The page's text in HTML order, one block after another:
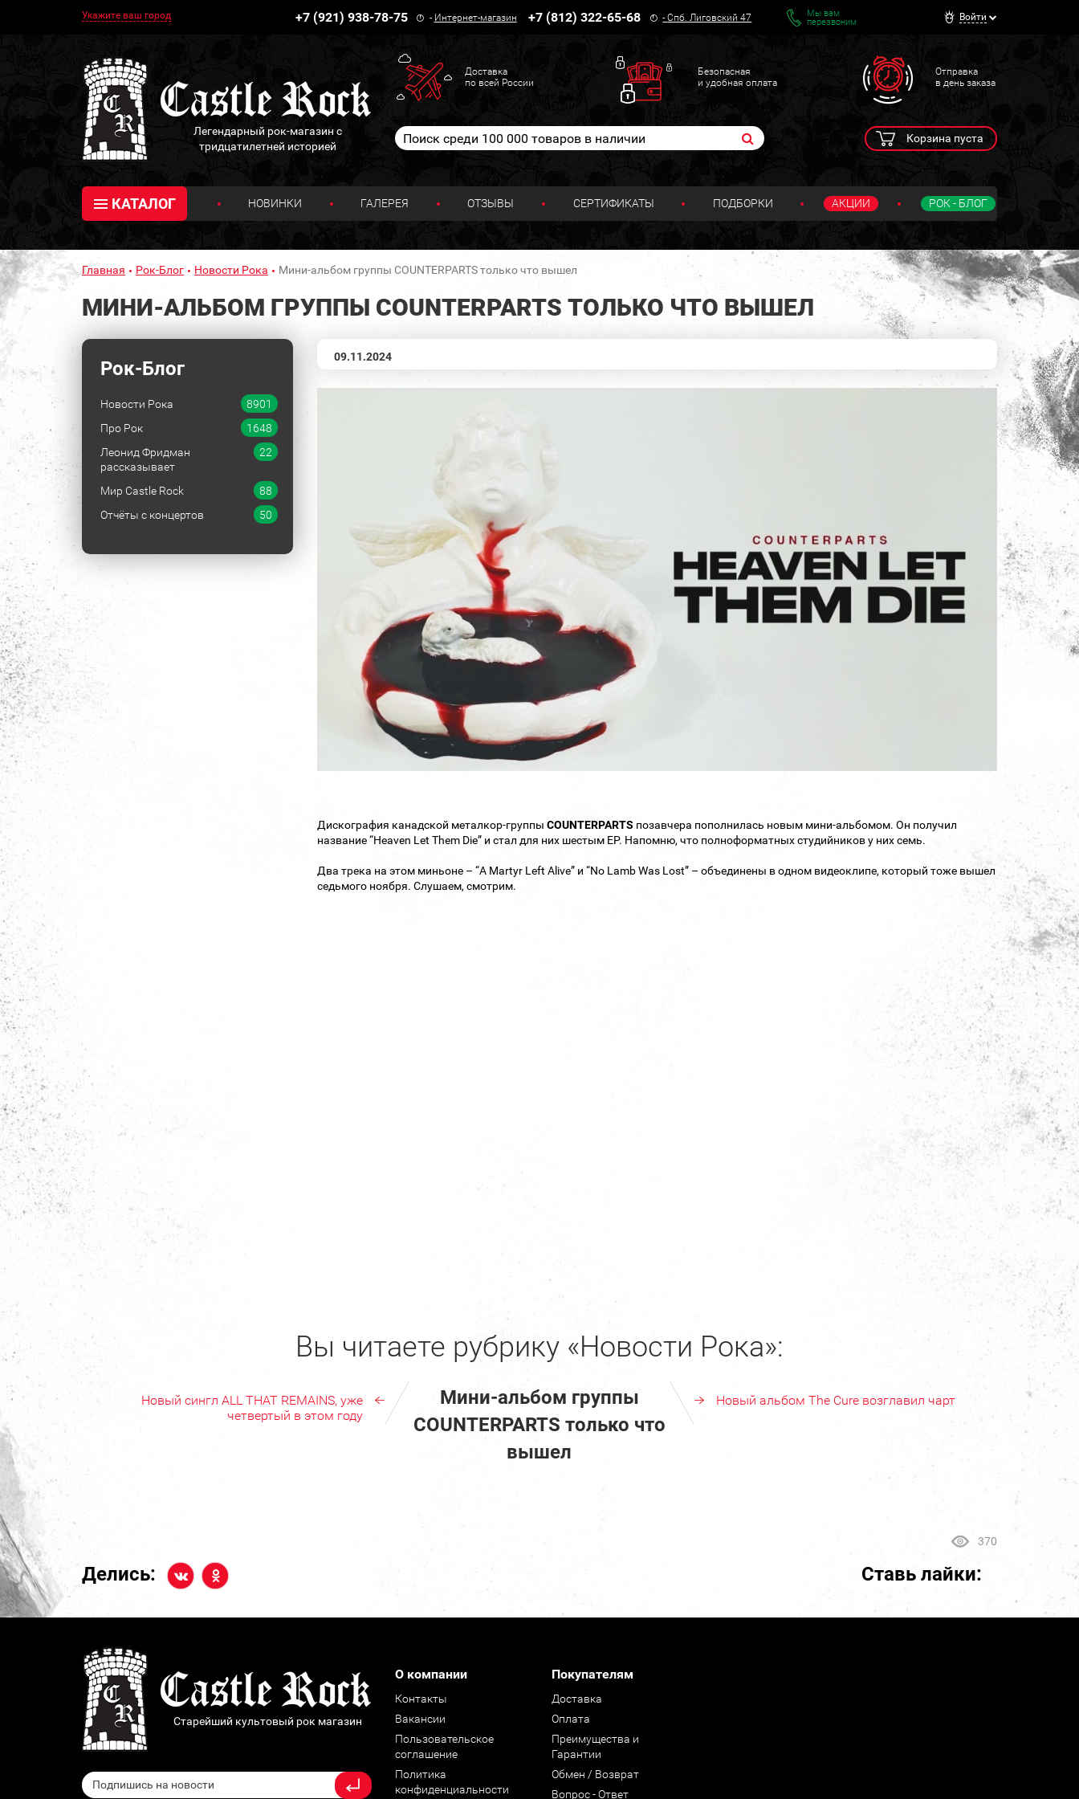
Укажите ваш город +7 (921) 938-78-75 - Интернет-магазин +7 (812) 322-65-68 -Спб. Лиговский 47
Мы вам
перезвоним
Войти
Легендарный рок-магазин с
тридцатилетней историей
Доставка
по всей России
Безопасная
и удобная оплата
Отправка
в день заказа
Корзина пуста
КАТАЛОГ НОВИНКИ ГАЛЕРЕЯ ОТЗЫВЫ СЕРТИФИКАТЫ ПОДБОРКИ АКЦИИ РОК - БЛОГ
Главная Рок-Блог Новости Рока Мини-альбом группы COUNTERPARTS только что вышел
МИНИ-АЛЬБОМ ГРУППЫ COUNTERPARTS ТОЛЬКО ЧТО ВЫШЕЛ
Рок-Блог
Новости Рока
8901
Про Рок
1648
Леонид Фридман
рассказывает
22
Мир Castle Rock
88
Отчёты с концертов
50
09.11.2024
Дискография канадской металкор-группы COUNTERPARTS позавчера пополнилась новым мини-альбомом. Он получил
название “Heaven Let Them Die” и стал для них шестым ЕР. Напомню, что полноформатных студийников у них семь.
Два трека на этом миньоне – “A Martyr Left Alive” и “No Lamb Was Lost” – объединены в одном видеоклипе, который тоже вышел
седьмого ноября. Слушаем, смотрим.
Вы читаете рубрику «Новости Рока»:
Новый сингл ALL THAT REMAINS, уже
четвертый в этом году
Мини-альбом группы
COUNTERPARTS только что
вышел
Новый альбом The Cure возглавил чарт
370
Делись: Ставь лайки:
Старейший культовый рок магазин
О компании
Контакты
Вакансии
Пользовательское
соглашение
Политика
конфиденциальности
Покупателям
Доставка
Оплата
Преимущества и
Гарантии
Обмен / Возврат
Вопрос - Ответ